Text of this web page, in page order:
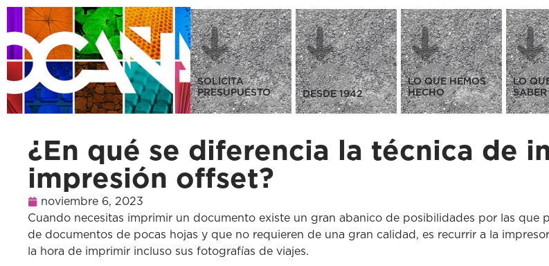
SOLICITA
PRESUPUESTO
DESDE 1942
LO QUE HEMOS
HECHO
LO
SABER
¿En qué se diferencia la técnica de
impresión offset?
noviembre 6, 2023
Cuando necesitas imprimir un documento existe un gran abanico de posibilidades por las que
de documentos de pocas hojas y que no requieren de una gran calidad, es recurrir a la
la hora de imprimir incluso sus fotografías de viajes.